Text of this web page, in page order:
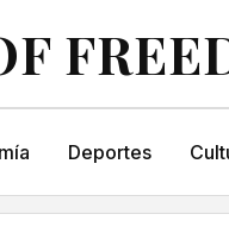
Deportes